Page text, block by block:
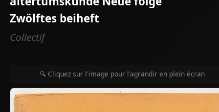
Zwölftes beiheft
Collectif
🔍 Cliquez sur l'image pour l'agrandir en plein écran